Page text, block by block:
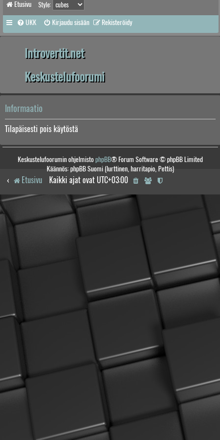
Etusivu Style:
UKK Kirjaudu sisään Rekisteröidy
Introvertit.net
Keskustelufoorumi
Informaatio
Tilapäisesti pois käytöstä
Keskustelufoorumin ohjelmistophpBB® Forum Software © phpBB Limited
Käännös: phpBB Suomi (lurttinen, harritapio, Pettis)
Etusivu Kaikki ajat ovat UTC+03:00